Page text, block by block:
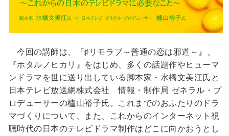
今回の講師は、『♯リモラブ～普通の恋は邪道～』、
『ホタルノヒカリ』をはじめ、多くの話題作やヒューマ
ンドラマを世に送り出している脚本家・水橋文美江氏と
日本テレビ放送網株式会社 情報・制作局 ゼネラル・プ
ロデューサーの櫨山裕子氏。これまでのおふたりのドラ
マづくりについて、また、これからのインターネット視
聴時代の日本のテレビドラマ制作はどこに向かおうとし